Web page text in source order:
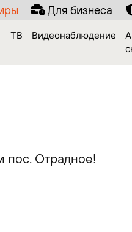
Для бизнеса
пос. Отрадное!
ТВ Видеонаблюдение